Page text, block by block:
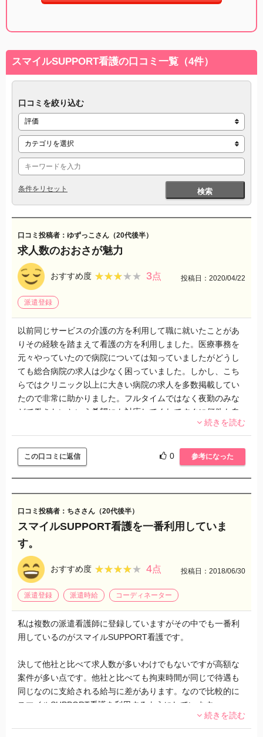
スマイルSUPPORT看護の口コミ一覧（4件）
口コミを絞り込む
検索
条件をリセット
口コミ投稿者：ゆずっこさん（20代後半）
求人数のおおさが魅力
おすすめ度 ★★★★★
★★★★★ 3点 投稿日：2020/04/22
派遣登録
以前同じサービスの介護の方を利用して職に就いたことがあ
りその経験を踏まえて看護の方を利用しました。医療事務を
元々やっていたので病院については知っていましたがどうし
ても総合病院の求人は少なく困っていました。しかし、こち
らではクリニック以上に大きい病院の求人を多数掲載してい
たので非常に助かりました。フルタイムではなく夜勤のみな
どで働きたいという希望にも対応してくれてすぐに何件も自
分に合った求人を選ぶことができました。私のように新卒か
らでなく前職が看護師でなくてもスタッフが業界の良さ又は
大変な部分を事前に説明してくれるので転職したい方に特に
オススメだなと感じました。看護師というストレスが溜まり
やすい印象の職ですが就業後、職場では話せない悩みなども
聞いてくれるので精神面でのサポートにも大変満足していま
す。
続きを読む
この口コミに返信 0 参考になった
口コミ投稿者：ちささん（20代後半）
スマイルSUPPORT看護を一番利用していま
す。
おすすめ度 ★★★★★
★★★★★ 4点 投稿日：2018/06/30
派遣登録 派遣時給 コーディネーター
私は複数の派遣看護師に登録していますがその中でも一番利
用しているのがスマイルSUPPORT看護です。
決して他社と比べて求人数が多いわけでもないですが高額な
案件が多い点です。他社と比べても拘束時間が同じで待遇も
同じなのに支給される給与に差があります。なので比較的に
スマイルSUPPORT看護を利用するようにしています。
しかし人気なのですがに募集案件がなくなってしまうのでそ
続きを読む